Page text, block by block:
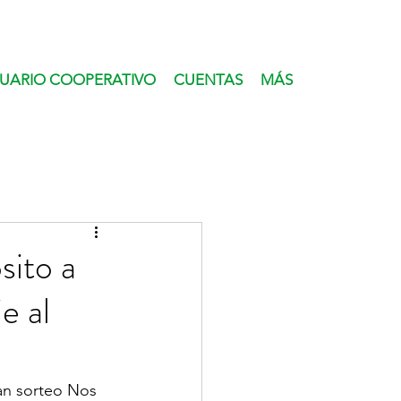
COOPERATIVO CUENTAS MÁS
a
al
sorteo Nos